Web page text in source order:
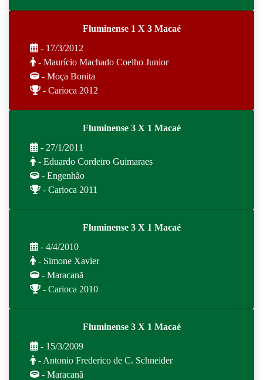
Fluminense 1 X 3 Macaé
- 17/3/2012
- Maurício Machado Coelho Junior
- Moça Bonita
- Carioca 2012
Fluminense 3 X 1 Macaé
- 27/1/2011
- Eduardo Cordeiro Guimaraes
- Engenhão
- Carioca 2011
Fluminense 3 X 1 Macaé
- 4/4/2010
- Simone Xavier
- Maracanã
- Carioca 2010
Fluminense 3 X 1 Macaé
- 15/3/2009
- Antonio Frederico de C. Schneider
- Maracanã